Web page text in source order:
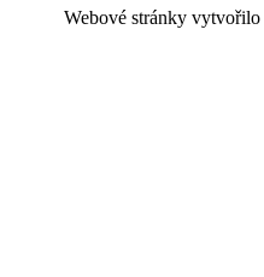
Webové stránky vytvořilo